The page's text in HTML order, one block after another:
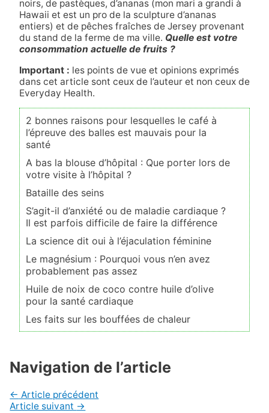
noirs, de pastèques, d’ananas (mon mari a grandi à
Hawaii et est un pro de la sculpture d’ananas
entiers) et de pêches fraîches de Jersey provenant
du stand de la ferme de ma ville. Quelle est votre
consommation actuelle de fruits ?
Important : les points de vue et opinions exprimés
dans cet article sont ceux de l’auteur et non ceux de
Everyday Health.
2 bonnes raisons pour lesquelles le café à
l’épreuve des balles est mauvais pour la
santé
A bas la blouse d’hôpital : Que porter lors de
votre visite à l’hôpital ?
Bataille des seins
S’agit-il d’anxiété ou de maladie cardiaque ?
Il est parfois difficile de faire la différence
La science dit oui à l’éjaculation féminine
Le magnésium : Pourquoi vous n’en avez
probablement pas assez
Huile de noix de coco contre huile d’olive
pour la santé cardiaque
Les faits sur les bouffées de chaleur
Navigation de l’article
← Article précédent
Article suivant →